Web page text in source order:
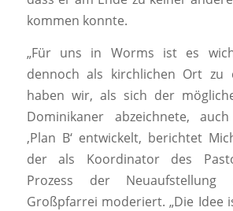
kommen konnte.
„Für uns in Worms ist es
dennoch als kirchlichen Ort zu
haben wir, als sich der
Dominikaner abzeichnete,
‚Plan B‘ entwickelt, berichtet
der als Koordinator des
Prozess der Neuaufstellung
Großpfarrei moderiert. „Die Idee